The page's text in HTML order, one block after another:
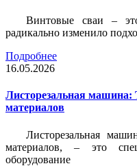
Винтовые сваи –
радикально изменило
Подробнее
16.05.2026
Листорезальная машина:
материалов
Листорезальная
материалов, – это
оборудование